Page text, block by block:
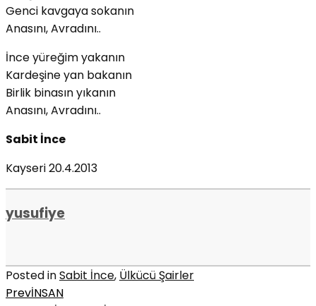
Genci kavgaya sokanın
Anasını, Avradını..
İnce yüreğim yakanın
Kardeşine yan bakanın
Birlik binasın yıkanın
Anasını, Avradını..
Sabit İnce
Kayseri 20.4.2013
yusufiye
Posted inSabit İnce, Ülkücü Şairler
PrevİNSAN